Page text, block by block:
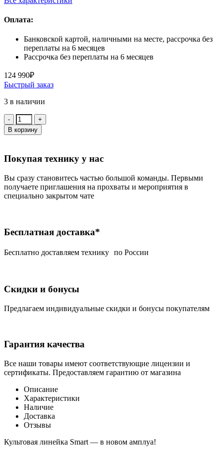
Оплата:
Банковской картой, наличными на месте, рассрочка без
переплаты на 6 месяцев
Рассрочка без переплаты на 6 месяцев
124 990₽
Быстрый заказ
3 в наличии
Количество:
В корзину
Покупая технику у нас
Вы сразу становитесь частью большой команды. Первыми
получаете приглашения на прохваты и мероприятия в
специально закрытом чате
Бесплатная доставка*
Беcплатно доставляем технику по России
Скидки и бонусы
Предлагаем индивидуальные скидки и бонусы покупателям
Гарантия качества
Все наши товары имеют соответствующие лицензии и
сертификаты. Предоставляем гарантию от магазина
Описание
Характеристики
Наличие
Доставка
Отзывы
Культовая линейка Smart — в новом амплуа!